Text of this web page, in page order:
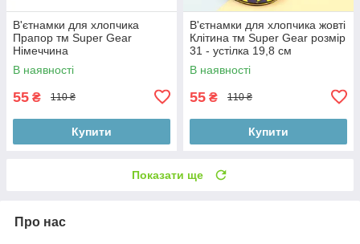
В'єтнамки для хлопчика
Прапор тм Super Gear
Німеччина
В наявності
55 ₴ 110 ₴
Купити
В'єтнамки для хлопчика жовті
Клітина тм Super Gear розмір
31 - устілка 19,8 см
В наявності
55 ₴ 110 ₴
Купити
Показати ще
Про нас